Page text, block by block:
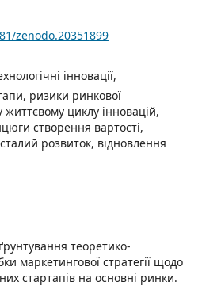
zenodo.20351899
інновації,
ризики ринкової
життєвому циклу інновацій,
створення вартості,
розвиток, відновлення
теоретико-
маркетингової стратегії щодо
стартапів на основні ринки.